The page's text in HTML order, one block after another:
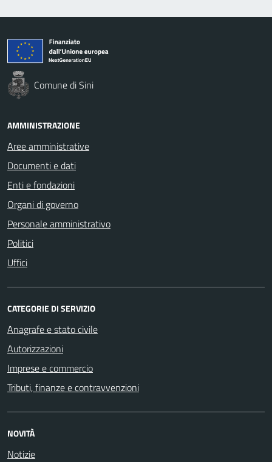
Comune di Sini
AMMINISTRAZIONE
Aree amministrative
Documenti e dati
Enti e fondazioni
Organi di governo
Personale amministrativo
Politici
Uffici
CATEGORIE DI SERVIZIO
Anagrafe e stato civile
Autorizzazioni
Imprese e commercio
Tributi, finanze e contravvenzioni
NOVITÀ
Notizie